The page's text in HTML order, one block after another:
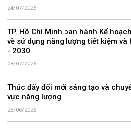
24/07/2026
TP. Hồ Chí Minh ban hành Kế
về sử dụng năng lượng tiết kiệm và
- 2030
08/07/2026
Thúc đẩy đổi mới sáng tạo và
vực năng lượng
25/06/2026